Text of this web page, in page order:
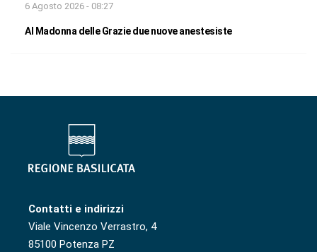
6 Agosto 2026 - 08:27
Al Madonna delle Grazie due nuove anestesiste
Contatti e indirizzi
Viale Vincenzo Verrastro, 4
85100 Potenza PZ